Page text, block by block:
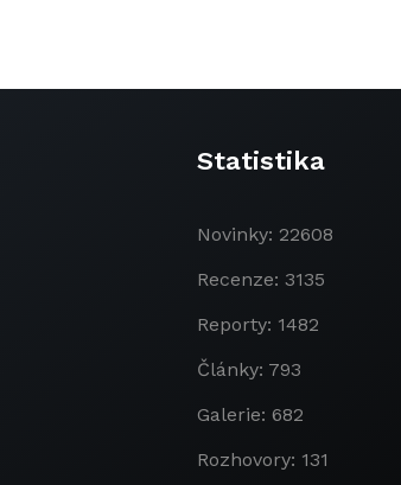
Statistika
Novinky: 22608
Recenze: 3135
Reporty: 1482
Články: 793
Galerie: 682
Rozhovory: 131